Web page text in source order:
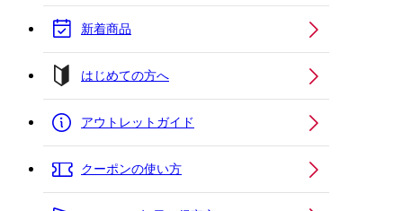
新着商品
はじめての方へ
アウトレットガイド
クーポンの使い方